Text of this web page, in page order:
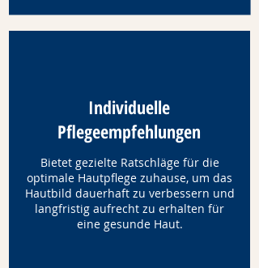
Individuelle
Pflegeempfehlungen
Bietet gezielte Ratschläge für die
optimale Hautpflege zuhause, um das
Hautbild dauerhaft zu verbessern und
langfristig aufrecht zu erhalten für
eine gesunde Haut.